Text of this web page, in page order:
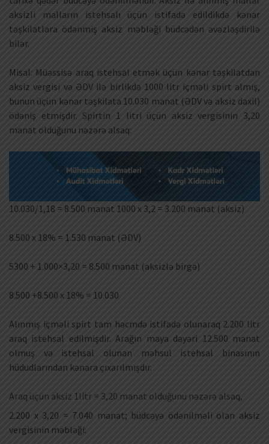
aksizli malların istehsalı üçün istifadə edildikdə kənar
təşkilatlara ödənmiş aksiz məbləği büdcədən əvəzləşdirilə
bilər.
Misal: Müəssisə araq istehsal etmək üçün kənar təşkilatdan
aksiz vergisi və ƏDV ilə birlikdə 1000 litr içməli spirt almış,
bunun üçün kənar təşkilata 10.030 manat (ƏDV və aksiz daxil)
ödəniş etmişdir. Spirtin 1 litri üçün aksiz vergisinin 3,20
manat olduğunu nəzərə alsaq:
10.030/1,18 = 8.500 manat 1000 x 3,2 = 3.200 manat (aksiz)
8.500 x 18% = 1.530 manat (ƏDV)
5300 + 1.000×3,20 = 8.500 manat (aksizlə birgə)
8.500 +8.500 x 18% = 10.030
Alınmış içməli spirt tam həcmdə istifadə olunaraq 2.200 litr
araq istehsal edilmişdir. Arağın maya dəyəri 12.500 manat
olmuş və istehsal olunan məhsul istehsal binasının
hüdudlarından kənara çıxarılmışdır.
Araq üçün aksiz 1litr = 3,20 manat olduğunu nəzərə alsaq,
2.200 x 3,20 = 7.040 manat; büdcəyə ödənilməli olan aksiz
vergisinin məbləği: